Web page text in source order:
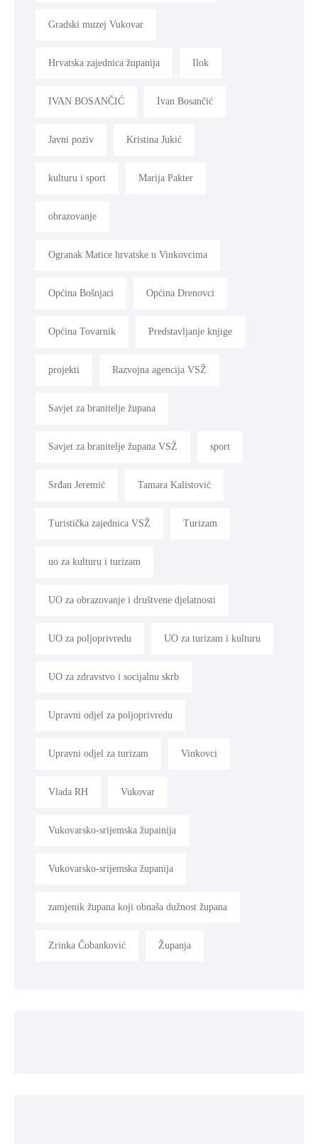
Gradski muzej Vukovar
Hrvatska zajednica županija Ilok
IVAN BOSANČIĆ Ivan Bosančić
Javni poziv Kristina Jukić
kulturu i sport Marija Pakter
obrazovanje
Ogranak Matice hrvatske u Vinkovcima
Općina Bošnjaci Općina Drenovci
Općina Tovarnik Predstavljanje knjige
projekti Razvojna agencija VSŽ
Savjet za branitelje župana
Savjet za branitelje župana VSŽ sport
Srđan Jeremić Tamara Kalistović
Turistička zajednica VSŽ Turizam
uo za kulturu i turizam
UO za obrazovanje i društvene djelatnosti
UO za poljoprivredu UO za turizam i kulturu
UO za zdravstvo i socijalnu skrb
Upravni odjel za poljoprivredu
Upravni odjel za turizam Vinkovci
Vlada RH Vukovar
Vukovarsko-srijemska župainija
Vukovarsko-srijemska županija
zamjenik župana koji obnaša dužnost župana
Zrinka Čobanković Županja